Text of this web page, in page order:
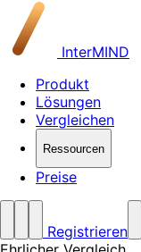
InterMIND
Produkt
Lösungen
Vergleichen
Ressourcen
Preise
Registrieren